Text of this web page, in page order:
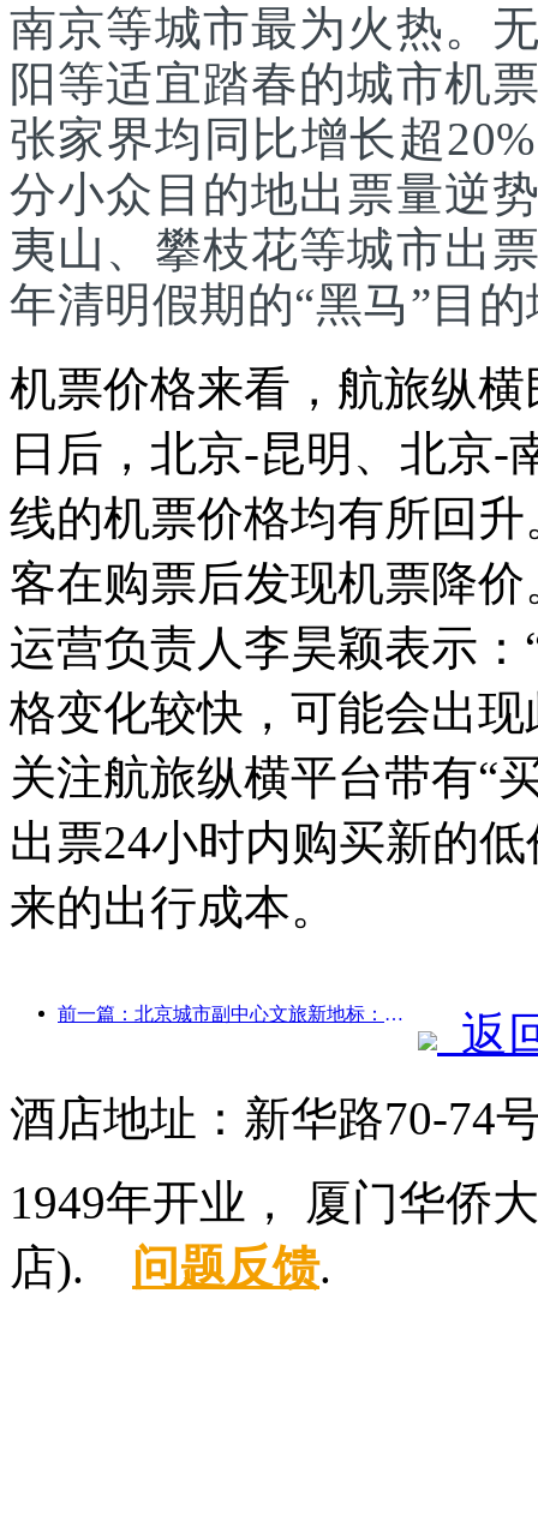
南京等城市最为火热。
阳等适宜踏春的城市机
张家界均同比增长超
分小众目的地出票量逆
夷山、攀枝花等城市出
年清明假期的“黑马”目
机票价格来看，航旅纵
日后，北京-昆明、北京-
线的机票价格均有所回
客在购票后发现机票降
运营负责人李昊颖表示
格变化较快，可能会出
关注航旅纵横平台带有“
出票24小时内购买新的
来的出行成本。
前一篇：北京城市副中心文旅新地标：顶点公园将于今年正式亮相
返
酒店地址：新华路70-74
1949年开业， 厦门华侨
店). 问题反馈.